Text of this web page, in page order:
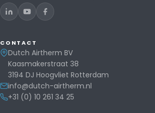
CONTACT
Dutch Airtherm BV
Kaasmakerstraat 38
3194 DJ Hoogvliet Rotterdam
info@dutch-airtherm.nl
+31 (0) 10 261 34 25